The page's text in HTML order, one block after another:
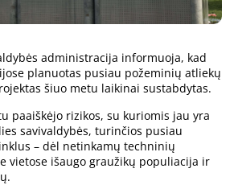
administracija informuoja, kad
planuotas pusiau požeminių atliekų
šiuo metu laikinai sustabdytas.
paaiškėjo rizikos, su kuriomis jau yra
savivaldybės, turinčios pusiau
– dėl netinkamų techninių
vietose išaugo graužikų populiacija ir